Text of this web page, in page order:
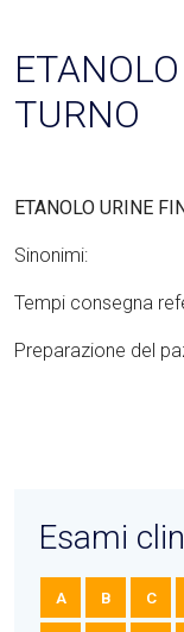
TURNO
ETANOLO URINE
Sinonimi:
Tempi consegna
Preparazione del
Esami
A B C